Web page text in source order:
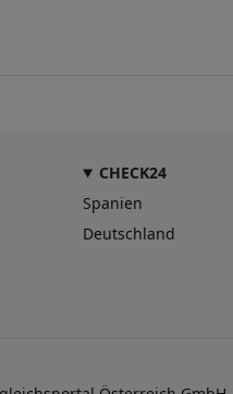
CHECK24
Spanien
Deutschland